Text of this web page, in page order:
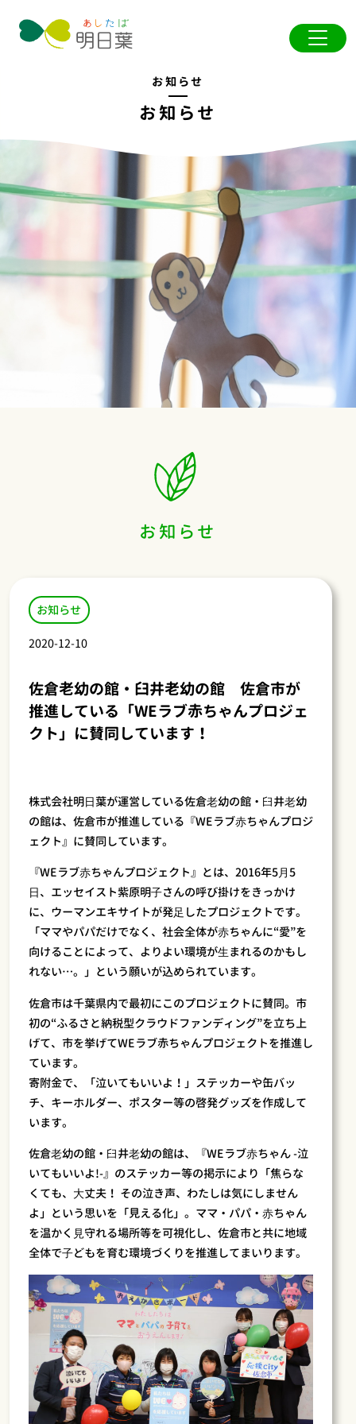
お知らせ
お知らせ
お知らせ
お知らせ
2020-12-10
佐倉老幼の館・臼井老幼の館 佐倉市が
推進している「WEラブ赤ちゃんプロジェ
クト」に賛同しています！
株式会社明⽇葉が運営している佐倉⽼幼の館・⾅井⽼幼
の館は、佐倉市が推進している『WEラブ⾚ちゃんプロジ
ェクト』に賛同しています。
『WEラブ⾚ちゃんプロジェクト』とは、2016年5⽉5
⽇、エッセイスト紫原明⼦さんの呼び掛けをきっかけ
に、ウーマンエキサイトが発⾜したプロジェクトです。
「ママやパパだけでなく、社会全体が⾚ちゃんに“愛”を
向けることによって、よりよい環境が⽣まれるのかもし
れない…。」という願いが込められています。
佐倉市は千葉県内で最初にこのプロジェクトに賛同。市
初の“ふるさと納税型クラウドファンディング”を立ち上
げて、市を挙げてWEラブ赤ちゃんプロジェクトを推進し
ています。
寄附金で、「泣いてもいいよ！」ステッカーや缶バッ
チ、キーホルダー、ポスター等の啓発グッズを作成して
います。
佐倉⽼幼の館・⾅井⽼幼の館は、『WEラブ⾚ちゃん -泣
いてもいいよ!-』のステッカー等の掲示により「焦らな
くても、⼤丈夫！ その泣き声、わたしは気にしません
よ」という思いを「見える化」。ママ・パパ・⾚ちゃん
を温かく⾒守れる場所等を可視化し、佐倉市と共に地域
全体で⼦どもを育む環境づくりを推進してまいります。